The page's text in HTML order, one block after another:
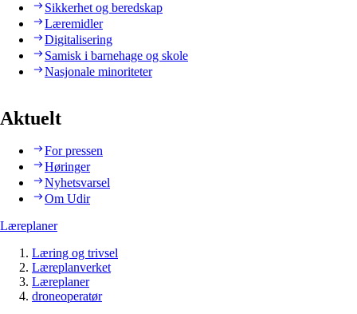
Sikkerhet og beredskap
Læremidler
Digitalisering
Samisk i barnehage og skole
Nasjonale minoriteter
Aktuelt
For pressen
Høringer
Nyhetsvarsel
Om Udir
Læreplaner
Læring og trivsel
Læreplanverket
Læreplaner
droneoperatør